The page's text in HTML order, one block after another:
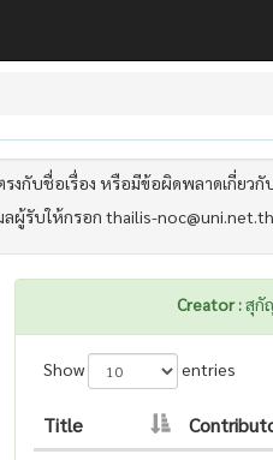
รงกับชื่อเรื่อง หรือมีข้อผิดพลาดเกี่ยว
ลผู้รับให้กรอก thailis-noc@uni.net.th
Creator :สุกั
Show entries
Title